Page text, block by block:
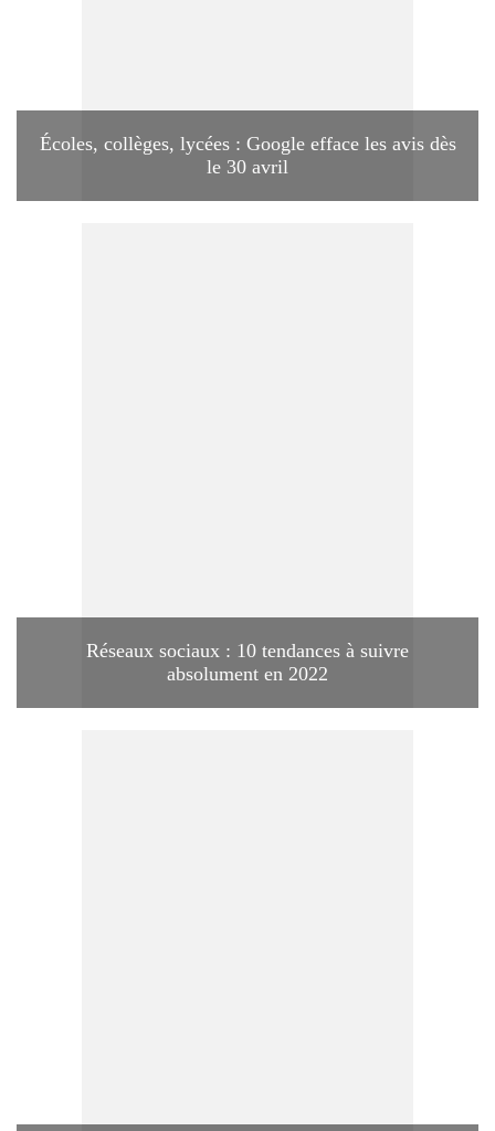
Écoles, collèges, lycées : Google efface les avis dès
le 30 avril
Réseaux sociaux : 10 tendances à suivre
absolument en 2022